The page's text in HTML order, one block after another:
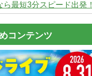
最短3分スピード出発！
コンテンツ